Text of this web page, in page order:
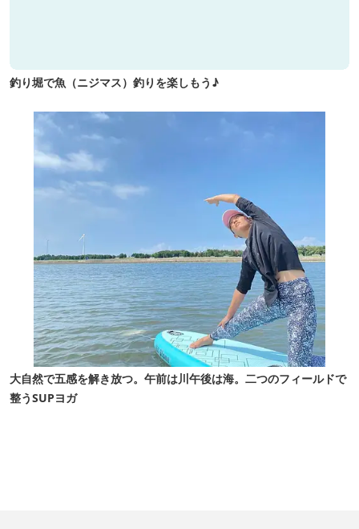
釣り堀で魚（ニジマス）釣りを楽しもう♪
大自然で五感を解き放つ。午前は川午後は海。二つのフィールドで
整うSUPヨガ